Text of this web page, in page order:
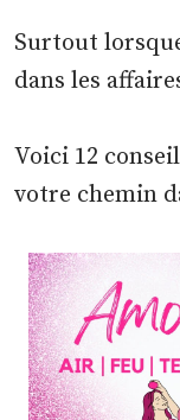
Surtout
dans les
Voici 12
votre chemin